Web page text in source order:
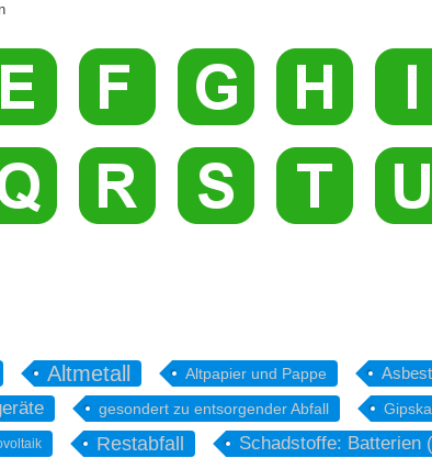
Altmetall Altpapier und Pappe Asbest
gesondert zu entsorgender Abfall
Restabfall Schadstoffe: Batterien